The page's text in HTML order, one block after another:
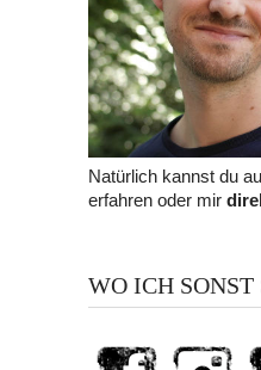
Natürlich kannst du
erfahren oder mir
WO ICH SONST